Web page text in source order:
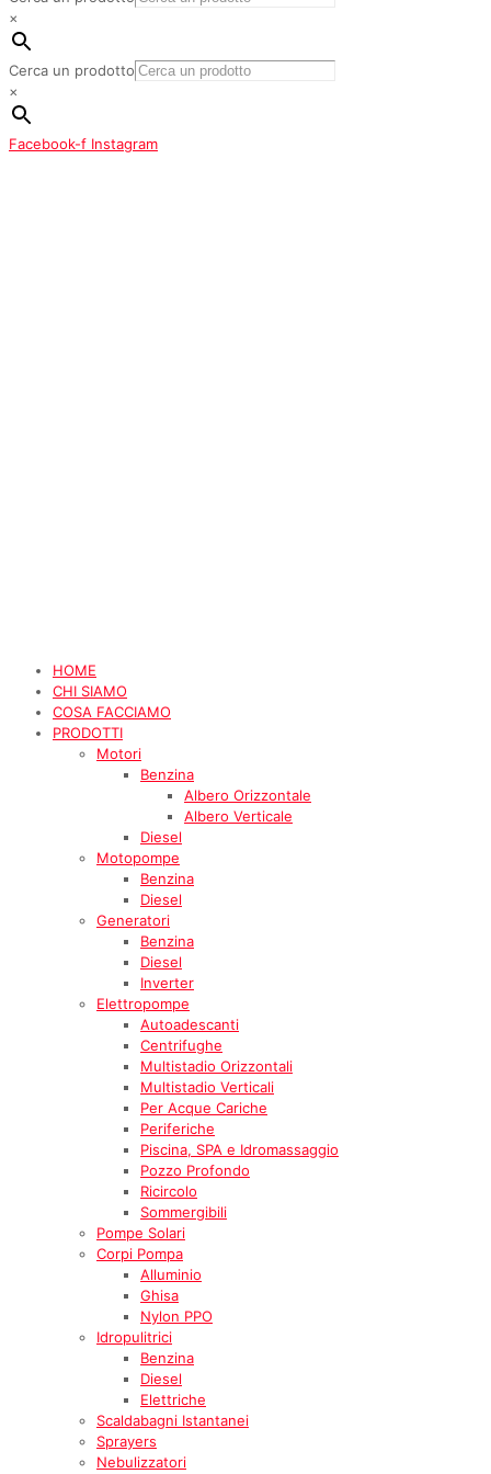
×
Cerca un prodotto
×
Facebook-f Instagram
HOME
CHI SIAMO
COSA FACCIAMO
PRODOTTI
Motori
Benzina
Albero Orizzontale
Albero Verticale
Diesel
Motopompe
Benzina
Diesel
Generatori
Benzina
Diesel
Inverter
Elettropompe
Autoadescanti
Centrifughe
Multistadio Orizzontali
Multistadio Verticali
Per Acque Cariche
Periferiche
Piscina, SPA e Idromassaggio
Pozzo Profondo
Ricircolo
Sommergibili
Pompe Solari
Corpi Pompa
Alluminio
Ghisa
Nylon PPO
Idropulitrici
Benzina
Diesel
Elettriche
Scaldabagni Istantanei
Sprayers
Nebulizzatori